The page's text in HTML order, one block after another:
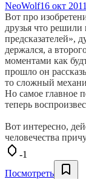
NeoWolf16 окт
Вот про
друзья что
предсказателей»,
держался, а
моментами как
прошло он
то сложный
Но самое главное
теперь
Вот интересно,
человечества
-1
Посмотреть